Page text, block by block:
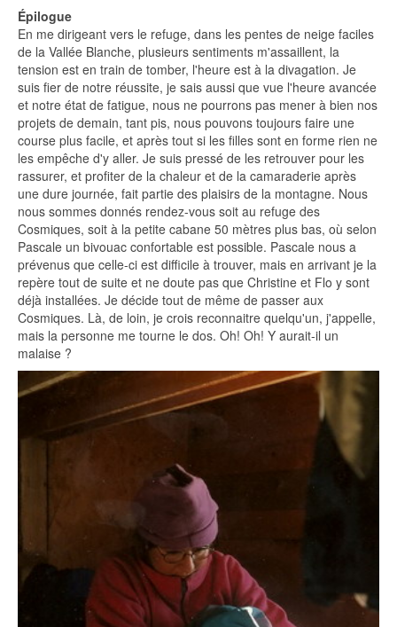
Épilogue
En me dirigeant vers le refuge, dans les pentes de neige faciles
de la Vallée Blanche, plusieurs sentiments m'assaillent, la
tension est en train de tomber, l'heure est à la divagation. Je
suis fier de notre réussite, je sais aussi que vue l'heure avancée
et notre état de fatigue, nous ne pourrons pas mener à bien nos
projets de demain, tant pis, nous pouvons toujours faire une
course plus facile, et après tout si les filles sont en forme rien ne
les empêche d'y aller. Je suis pressé de les retrouver pour les
rassurer, et profiter de la chaleur et de la camaraderie après
une dure journée, fait partie des plaisirs de la montagne. Nous
nous sommes donnés rendez-vous soit au refuge des
Cosmiques, soit à la petite cabane 50 mètres plus bas, où selon
Pascale un bivouac confortable est possible. Pascale nous a
prévenus que celle-ci est difficile à trouver, mais en arrivant je la
repère tout de suite et ne doute pas que Christine et Flo y sont
déjà installées. Je décide tout de même de passer aux
Cosmiques. Là, de loin, je crois reconnaitre quelqu'un, j'appelle,
mais la personne me tourne le dos. Oh! Oh! Y aurait-il un
malaise ?